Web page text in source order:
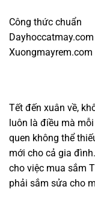
Công thức chuẩn
Dayhoccatmay.com
Xuongmayrem.com
Tết đến xuân về,
luôn là điều mà
quen không thể
mới cho cả gia
cho việc mua sắm
phải sắm sửa cho